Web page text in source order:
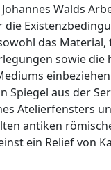
Walds
die
das Material,
sowie die
Spiegel aus der
Atelierfensters
antiken
ein Relief von